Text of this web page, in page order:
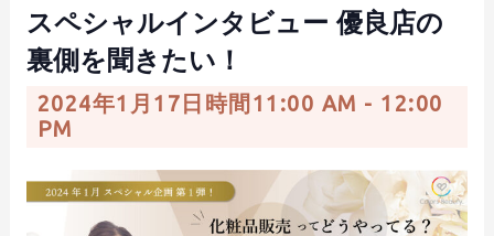
スペシャルインタビュー 優良店の
裏側を聞きたい！
2024年1月17日時間11:00 AM - 12:00
PM